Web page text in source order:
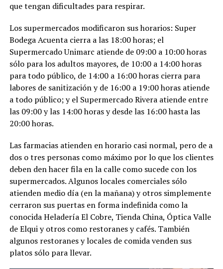
que tengan dificultades para respirar.
Los supermercados modificaron sus horarios: Super
Bodega Acuenta cierra a las 18:00 horas; el
Supermercado Unimarc atiende de 09:00 a 10:00 horas
sólo para los adultos mayores, de 10:00 a 14:00 horas
para todo público, de 14:00 a 16:00 horas cierra para
labores de sanitización y de 16:00 a 19:00 horas atiende
a todo público; y el Supermercado Rivera atiende entre
las 09:00 y las 14:00 horas y desde las 16:00 hasta las
20:00 horas.
Las farmacias atienden en horario casi normal, pero de a
dos o tres personas como máximo por lo que los clientes
deben den hacer fila en la calle como sucede con los
supermercados. Algunos locales comerciales sólo
atienden medio día (en la mañana) y otros simplemente
cerraron sus puertas en forma indefinida como la
conocida Heladería El Cobre, Tienda China, Óptica Valle
de Elqui y otros como restoranes y cafés. También
algunos restoranes y locales de comida venden sus
platos sólo para llevar.